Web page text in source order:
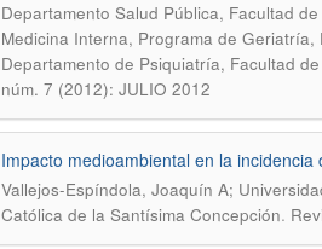
Departamento Salud Pública, Facultad
Medicina Interna, Programa de
Departamento de Psiquiatría, Facultad
núm. 7 (2012): JULIO 2012
Impacto medioambiental en la
Vallejos-Espíndola, Joaquín A;
Católica de la Santísima Concepción.